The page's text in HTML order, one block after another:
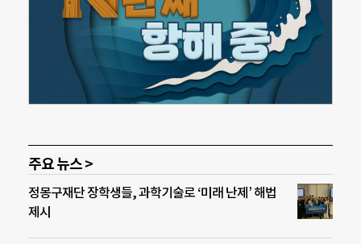
주요 뉴스 >
정몽구재단 장학생들, 과학기술로 ‘미래 난제’ 해법
제시